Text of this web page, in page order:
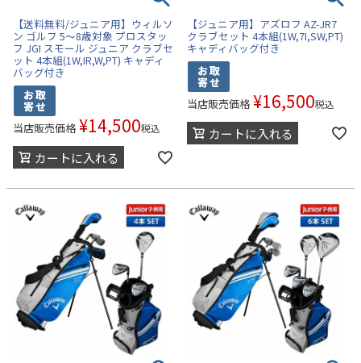
【送料無料/ジュニア用】ウィルソ
ン ゴルフ 5～8歳対象 プロスタッ
フ JGI スモール ジュニア クラブセ
ット 4本組(1W,IR,W,PT) キャディ
バッグ付き
当店販売価格 ¥14,500税込
カートに入れる
【ジュニア用】アズロフ AZ-JR7
クラブセット 4本組(1W,7I,SW,PT)
キャディバッグ付き
当店販売価格 ¥16,500税込
カートに入れる